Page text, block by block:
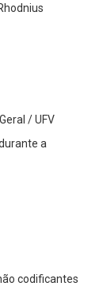
/ UFV
a
codificantes